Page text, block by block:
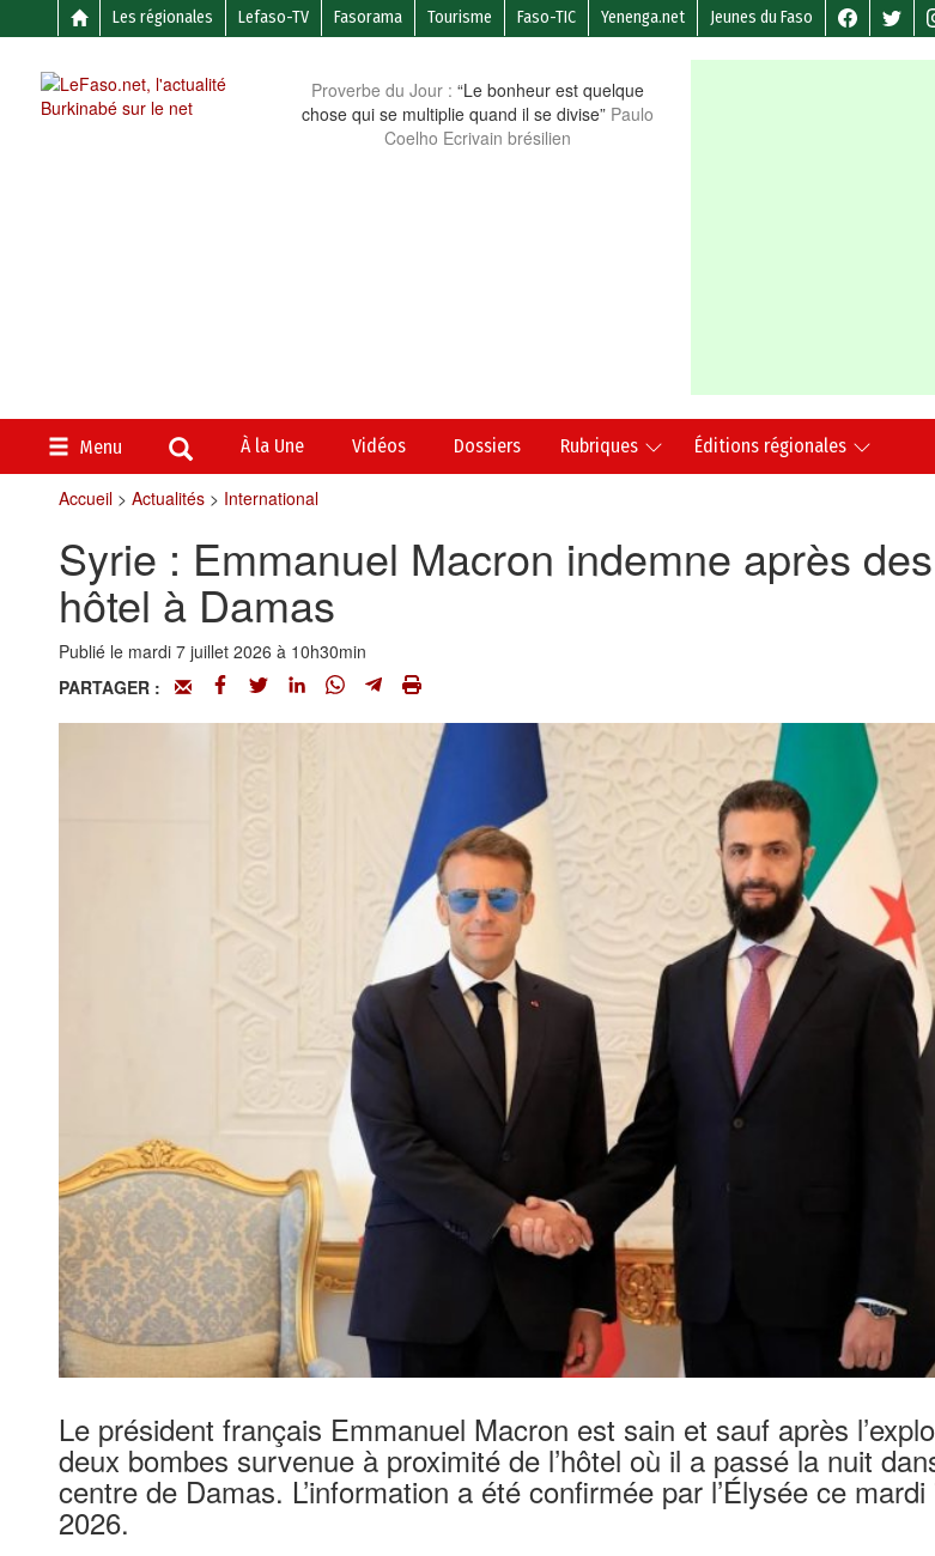
Les régionales Lefaso-TV Fasorama Tourisme Faso-TIC Yenenga.net Jeunes du Faso
Proverbe du Jour : “Le bonheur est quelque
chose qui se multiplie quand il se divise” Paulo
Coelho Ecrivain brésilien
Menu À la Une Vidéos Dossiers Rubriques Éditions régionales
Accueil> Actualités> International
Syrie : Emmanuel Macron indemne après
hôtel à Damas
Publié le mardi 7 juillet 2026 à 10h30min
PARTAGER :
Le président français Emmanuel Macron est sain et sauf après
deux bombes survenue à proximité de l’hôtel où il a passé la nuit
centre de Damas. L’information a été confirmée par l’Élysée ce
2026.